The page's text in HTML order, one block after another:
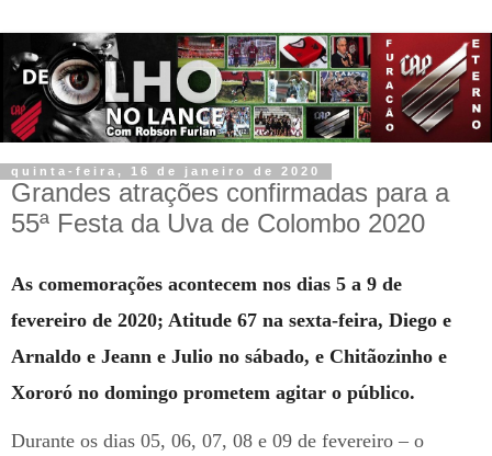
quinta-feira, 16 de janeiro de 2020
Grandes atrações confirmadas para a
55ª Festa da Uva de Colombo 2020
As comemorações acontecem nos dias 5 a 9 de
fevereiro de 2020; Atitude 67 na sexta-feira, Diego e
Arnaldo e Jeann e Julio no sábado, e Chitãozinho e
Xororó no domingo prometem agitar o público.
Durante os dias 05, 06, 07, 08 e 09 de fevereiro – o